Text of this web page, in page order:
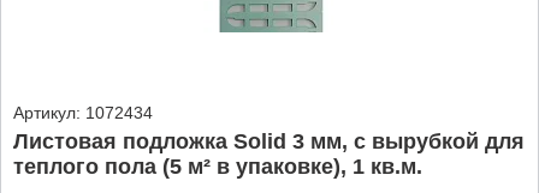
Артикул: 1072434
Листовая подложка Solid 3 мм, с вырубкой для
теплого пола (5 м² в упаковке), 1 кв.м.